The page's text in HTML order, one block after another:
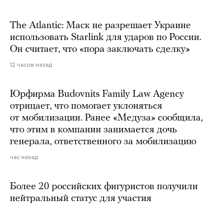
The Atlantic: Маск не разрешает Украине
использовать Starlink для ударов по России.
Он считает, что «пора заключать сделку»
12 часов назад
Юрфирма Budovnits Family Law Agency
отрицает, что помогает уклоняться
от мобилизации. Ранее «Медуза» сообщила,
что этим в компании занимается дочь
генерала, ответственного за мобилизацию
час назад
Более 20 российских фигуристов получили
нейтральный статус для участия